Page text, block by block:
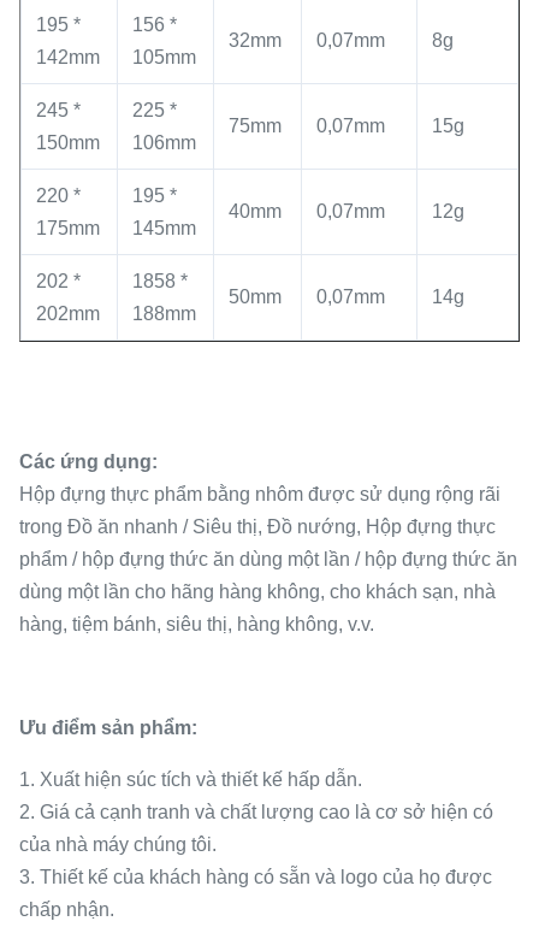
195 *
142mm
156 *
105mm
32mm 0,07mm 8g
245 *
150mm
225 *
106mm
75mm 0,07mm 15g
220 *
175mm
195 *
145mm
40mm 0,07mm 12g
202 *
202mm
1858 *
188mm
50mm 0,07mm 14g
Các ứng dụng:
Hộp đựng thực phẩm bằng nhôm được sử dụng rộng rãi
trong Đồ ăn nhanh / Siêu thị, Đồ nướng, Hộp đựng thực
phẩm / hộp đựng thức ăn dùng một lần / hộp đựng thức ăn
dùng một lần cho hãng hàng không, cho khách sạn, nhà
hàng, tiệm bánh, siêu thị, hàng không, v.v.
Ưu điểm sản phẩm:
1. Xuất hiện súc tích và thiết kế hấp dẫn.
2. Giá cả cạnh tranh và chất lượng cao là cơ sở hiện có
của nhà máy chúng tôi.
3. Thiết kế của khách hàng có sẵn và logo của họ được
chấp nhận.